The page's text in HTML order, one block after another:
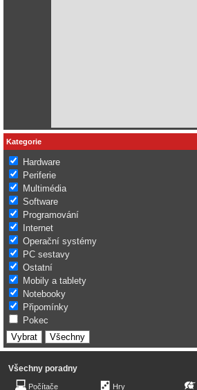
Kategorie
Hardware
Periferie
Multimédia
Software
Programování
Internet
Operační systémy
PC sestavy
Ostatní
Mobily a tablety
Notebooky
Připomínky
Pokec
Všechny poradny
Počítače Hry